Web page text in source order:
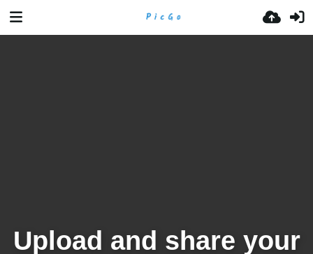
Upload and share your